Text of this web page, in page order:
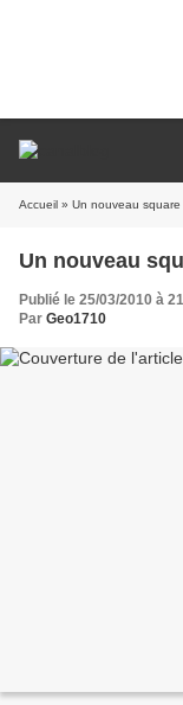
Accueil » Un nouveau square
Un nouveau
Publié le 25/03/2010 à
Par Geo1710